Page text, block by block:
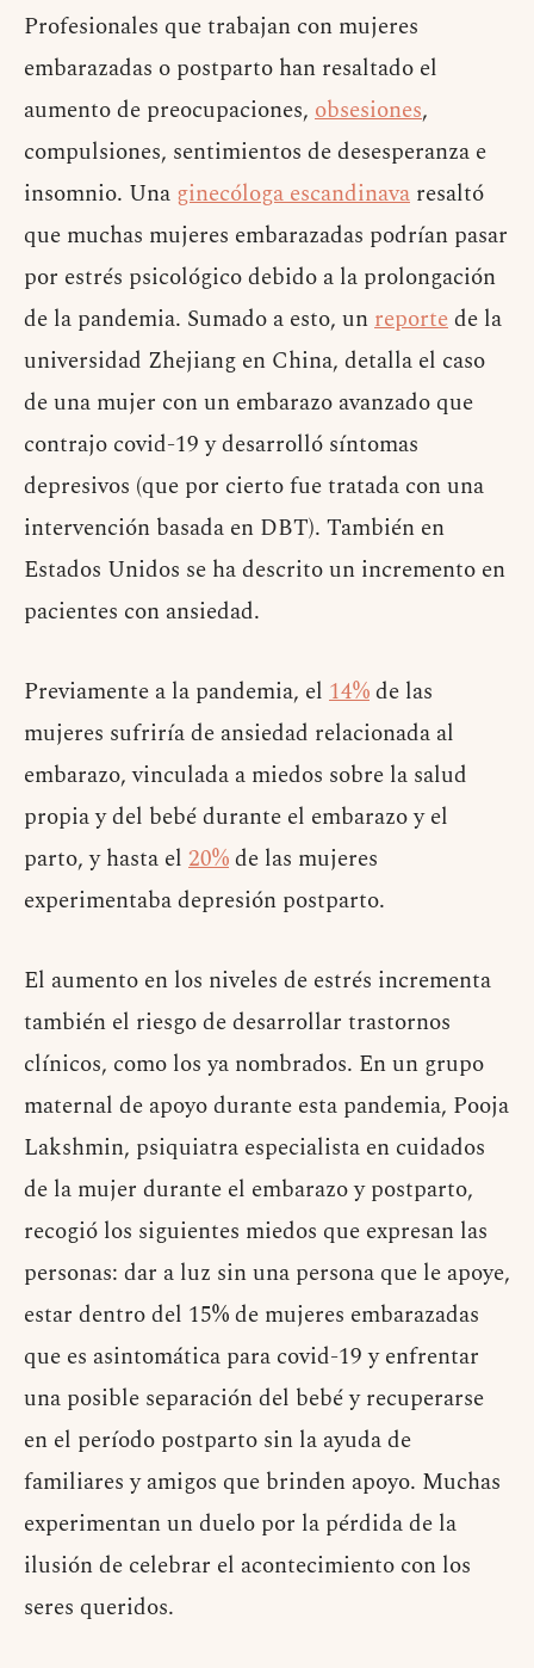
Profesionales que trabajan con mujeres
embarazadas o postparto han resaltado el
aumento de preocupaciones, obsesiones,
compulsiones, sentimientos de desesperanza e
insomnio. Una ginecóloga escandinava resaltó
que muchas mujeres embarazadas podrían pasar
por estrés psicológico debido a la prolongación
de la pandemia. Sumado a esto, unreportede la
universidad Zhejiang en China, detalla el caso
de una mujer con un embarazo avanzado que
contrajo covid-19 y desarrolló síntomas
depresivos (que por cierto fue tratada con una
intervención basada en DBT). También en
Estados Unidos se ha descrito un incremento en
pacientes con ansiedad.
Previamente a la pandemia, el 14%de las
mujeres sufriría de ansiedad relacionada al
embarazo, vinculada a miedos sobre la salud
propia y del bebé durante el embarazo y el
parto, y hasta el 20%de las mujeres
experimentaba depresión postparto.
El aumento en los niveles de estrés incrementa
también el riesgo de desarrollar trastornos
clínicos, como los ya nombrados. En un grupo
maternal de apoyo durante esta pandemia, Pooja
Lakshmin, psiquiatra especialista en cuidados
de la mujer durante el embarazo y postparto,
recogió los siguientes miedos que expresan las
personas: dar a luz sin una persona que le apoye,
estar dentro del 15% de mujeres embarazadas
que es asintomática para covid-19 y enfrentar
una posible separación del bebé y recuperarse
en el período postparto sin la ayuda de
familiares y amigos que brinden apoyo. Muchas
experimentan un duelo por la pérdida de la
ilusión de celebrar el acontecimiento con los
seres queridos.